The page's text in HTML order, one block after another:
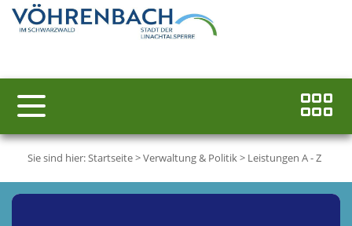
Sie sind hier:Startseite>Verwaltung & Politik> Leistungen A - Z